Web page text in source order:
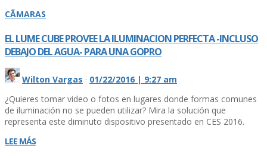
CÃMARAS
EL LUME CUBE PROVEE LA ILUMINACION PERFECTA -INCLUSO
DEBAJO DEL AGUA- PARA UNA GOPRO
Wilton Vargas · 01/22/2016 | 9:27 am
¿Quieres tomar video o fotos en lugares donde formas comunes
de iluminación no se pueden utilizar? Mira la solución que
representa este diminuto dispositivo presentado en CES 2016.
LEE MÁS